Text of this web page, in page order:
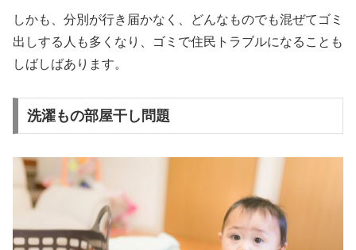
しかも、分別が行き届かなく、どんなものでも混ぜてゴミ
出しする人も多くなり、ゴミで住民トラブルになることも
しばしばあります。
洗濯もの部屋干し問題